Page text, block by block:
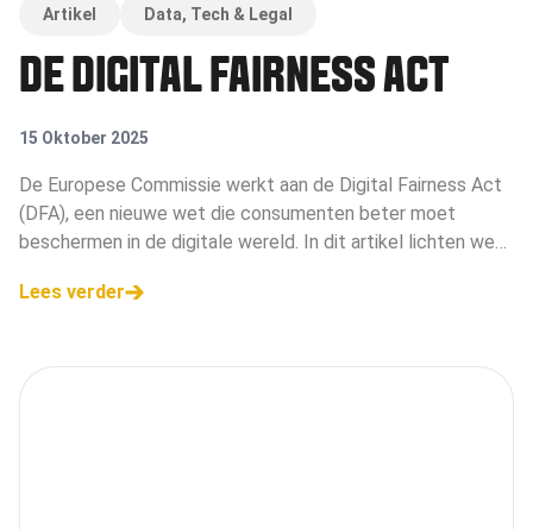
Artikel Data, Tech & Legal
DE DIGITAL FAIRNESS ACT
15 Oktober 2025
De Europese Commissie werkt aan de Digital Fairness Act
(DFA), een nieuwe wet die consumenten beter moet
beschermen in de digitale wereld. In dit artikel lichten we
kwetsbare groepen toe.
Lees verder